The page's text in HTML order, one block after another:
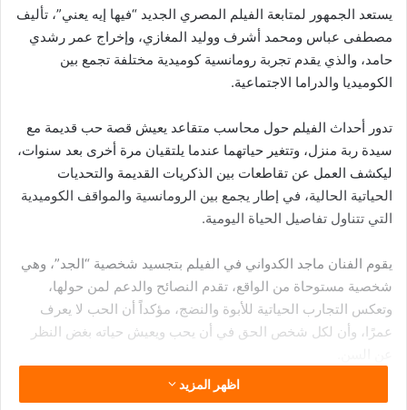
يستعد الجمهور لمتابعة الفيلم المصري الجديد “فيها إيه يعني”، تأليف
مصطفى عباس ومحمد أشرف ووليد المغازي، وإخراج عمر رشدي
حامد، والذي يقدم تجربة رومانسية كوميدية مختلفة تجمع بين
الكوميديا والدراما الاجتماعية.
تدور أحداث الفيلم حول محاسب متقاعد يعيش قصة حب قديمة مع
سيدة ربة منزل، وتتغير حياتهما عندما يلتقيان مرة أخرى بعد سنوات،
ليكشف العمل عن تقاطعات بين الذكريات القديمة والتحديات
الحياتية الحالية، في إطار يجمع بين الرومانسية والمواقف الكوميدية
التي تتناول تفاصيل الحياة اليومية.
يقوم الفنان ماجد الكدواني في الفيلم بتجسيد شخصية “الجد”، وهي
شخصية مستوحاة من الواقع، تقدم النصائح والدعم لمن حولها،
وتعكس التجارب الحياتية للأبوة والنضج، مؤكداً أن الحب لا يعرف
عمرًا، وأن لكل شخص الحق في أن يحب ويعيش حياته بغض النظر
أما الفنانة غادة عادل فتجسد شخصية “ليلى”، المرأة التي كانت
اظهر المزيد